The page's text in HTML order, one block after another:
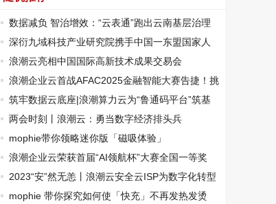
数据减负 智治增效：“云表通”跑出云南基层治理
新路径
深衍九域科技产业研究院携手中国一东盟国家人
工智能应用合作中心、北投信创擘画AI出海新蓝图
浪潮云亮相中国国际高新技术成果交易会
浪潮企业云首战AFAC2025金融智能大赛告捷！挑
战组新秀奖助力金融业务技术拓新
筑牢数据云底座|浪潮算力云为“鲁通码平台”筑基
两会时刻丨浪潮云：勇当数字经济排头兵
mophie带你领略迷你版「磁吸体验」
浪潮企业云荣获首届“AI领航杯”大赛全国一等奖
2023“安”然无恙丨浪潮云安全云ISP为数字化转型
保驾护航
mophie 带你探究如何使「快充」不再发热发烫